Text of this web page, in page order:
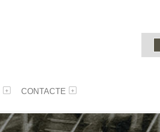
CONTACTE